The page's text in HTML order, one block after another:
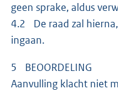
geen sprake, aldus
4.2 De raad zal
ingaan.
5 BEOORDELING
Aanvulling klacht niet